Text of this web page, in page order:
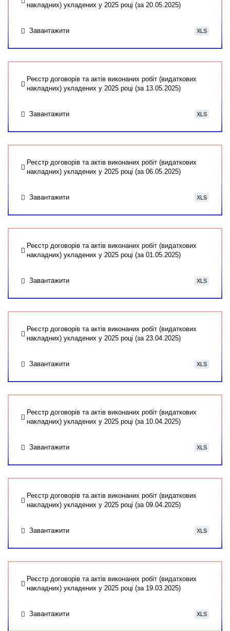
накладних) укладених у 2025 році (за 20.05.2025)
Завантажити XLS
Реєстр договорів та актів виконаних робіт (видаткових
накладних) укладених у 2025 році (за 13.05.2025)
Завантажити XLS
Реєстр договорів та актів виконаних робіт (видаткових
накладних) укладених у 2025 році (за 06.05.2025)
Завантажити XLS
Реєстр договорів та актів виконаних робіт (видаткових
накладних) укладених у 2025 році (за 01.05.2025)
Завантажити XLS
Реєстр договорів та актів виконаних робіт (видаткових
накладних) укладених у 2025 році (за 23.04.2025)
Завантажити XLS
Реєстр договорів та актів виконаних робіт (видаткових
накладних) укладених у 2025 році (за 10.04.2025)
Завантажити XLS
Реєстр договорів та актів виконаних робіт (видаткових
накладних) укладених у 2025 році (за 09.04.2025)
Завантажити XLS
Реєстр договорів та актів виконаних робіт (видаткових
накладних) укладених у 2025 році (за 19.03.2025)
Завантажити XLS